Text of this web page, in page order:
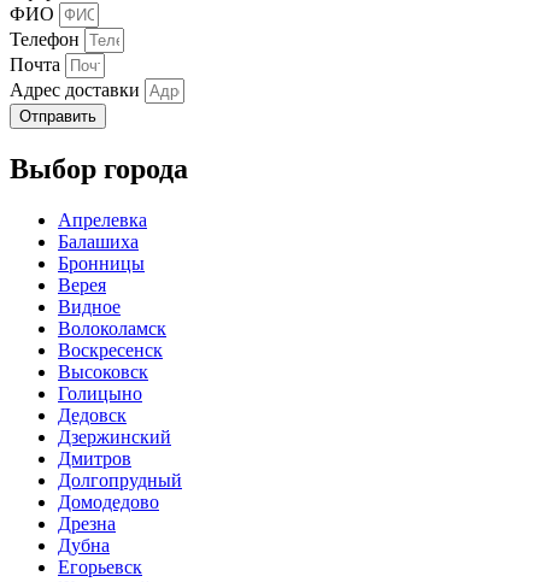
ФИО
Телефон
Почта
Адрес доставки
Отправить
Выбор города
Апрелевка
Балашиха
Бронницы
Верея
Видное
Волоколамск
Воскресенск
Высоковск
Голицыно
Дедовск
Дзержинский
Дмитров
Долгопрудный
Домодедово
Дрезна
Дубна
Егорьевск